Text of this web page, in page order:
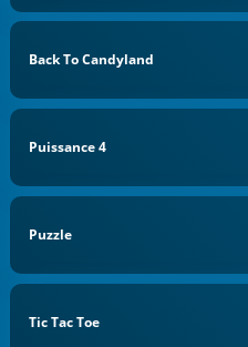
Back To Candyland
Puissance 4
Puzzle
Tic Tac Toe